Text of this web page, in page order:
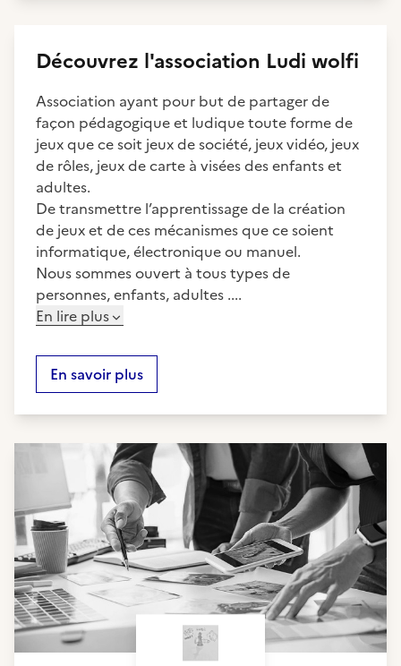
Découvrez l'association Ludi wolfi
Association ayant pour but de partager de
façon pédagogique et ludique toute forme de
jeux que ce soit jeux de société, jeux vidéo, jeux
de rôles, jeux de carte à visées des enfants et
adultes.
De transmettre l’apprentissage de la création
de jeux et de ces mécanismes que ce soient
informatique, électronique ou manuel.
Nous sommes ouvert à tous types de
personnes, enfants, adultes ....
En lire plus
En savoir plus